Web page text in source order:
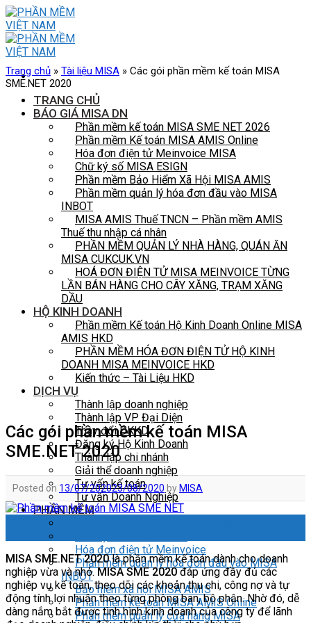
Skip
to
content
TRANG CHỦ
BÁO GIÁ MISA DN
Phần mềm kế toán MISA SME NET 2026
Phần mềm Kế toán MISA AMIS Online
Hóa đơn điện tử Meinvoice MISA
Chữ ký số MISA ESIGN
Phần mềm Bảo Hiểm Xã Hội MISA AMIS
Phần mềm quản lý hóa đơn đầu vào MISA
INBOT
MISA AMIS Thuế TNCN – Phần mềm AMIS
Thuế thu nhập cá nhân
PHẦN MỀM QUẢN LÝ NHÀ HÀNG, QUÁN ĂN
MISA CUKCUK.VN
HOÁ ĐƠN ĐIỆN TỬ MISA MEINVOICE TỪNG
LẦN BÁN HÀNG CHO CÂY XĂNG, TRẠM XĂNG
DẦU
HỘ KINH DOANH
Phần mềm Kế toán Hộ Kinh Doanh Online MISA
AMIS HKD
PHẦN MỀM HÓA ĐƠN ĐIỆN TỬ HỘ KINH
DOANH MISA MEINVOICE HKD
Kiến thức – Tài Liệu HKD
DỊCH VỤ
Thành lập doanh nghiệp
Thành lập VP Đại Diện
Thay đổi DKKD
Đăng ký Hộ Kinh Doanh
Thành lập chi nhánh
Giải thể doanh nghiệp
Tư vấn kế toán
Tư vấn Doanh Nghiệp
PHẦN MỀM
Hóa đơn điện tử Meinvoice
Phần mềm quản lý hóa đơn đầu vào MISA
INBOT
Bảo hiểm xã hội MISA AMIS
Phần mềm kế toán MISA AMIS Online
Phần mềm quản lý cửa hàng MISA
Trang chủ » Tài liệu MISA » Các gói phần mềm kế toán MISA
SME.NET 2020
Các gói phần mềm kế toán MISA
SME.NET 2020
Posted on 13/07/202023/08/2020 by MISA
MISA SME.NET 2020là phần mềm kế toán dành cho doanh
nghiệp vừa và nhỏ.MISA SME 2020đáp ứng đầy đủ các
nghiệp vụ kế toán, theo dõi các khoản thu chi, công nợ và tự
động tính lợi nhuận theo từng phòng ban, bộ phận. Nhờ đó, dễ
dàng nắm bắt được tình hình kinh doanh của công ty để lãnh